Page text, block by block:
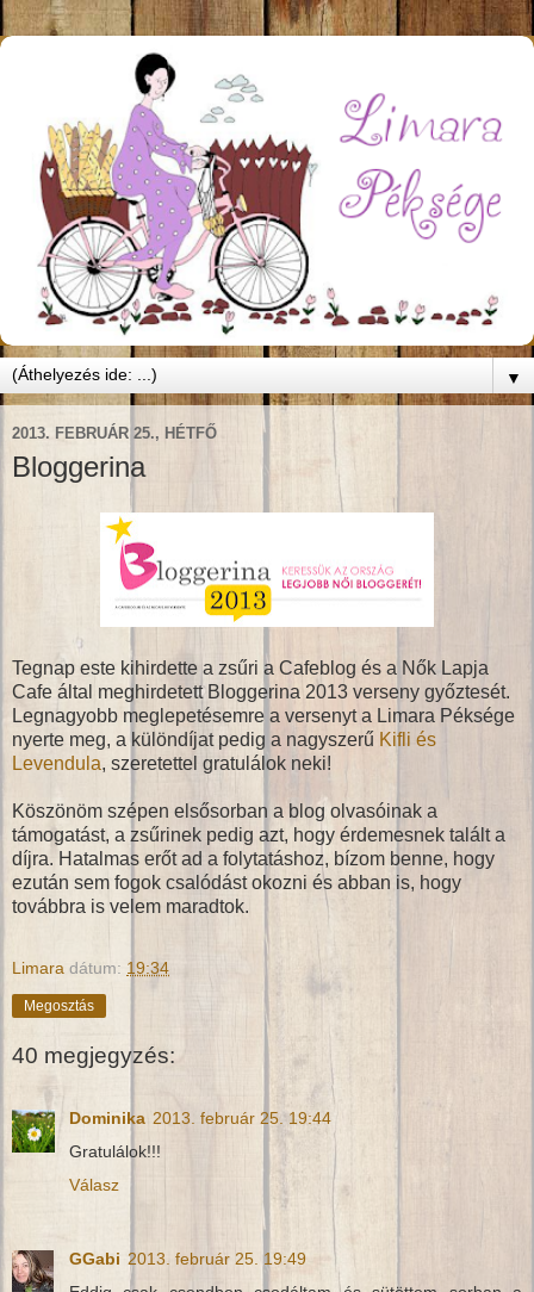
▼
2013. FEBRUÁR 25., HÉTFŐ
Bloggerina
Tegnap este kihirdette a zsűri a Cafeblog és a Nők Lapja
Cafe által meghirdetett Bloggerina 2013 verseny győztesét.
Legnagyobb meglepetésemre a versenyt a Limara Péksége
nyerte meg, a különdíjat pedig a nagyszerű Kifli és
Levendula, szeretettel gratulálok neki!
Köszönöm szépen elsősorban a blog olvasóinak a
támogatást, a zsűrinek pedig azt, hogy érdemesnek talált a
díjra. Hatalmas erőt ad a folytatáshoz, bízom benne, hogy
ezután sem fogok csalódást okozni és abban is, hogy
továbbra is velem maradtok.
Limara dátum: 19:34
Megosztás
40 megjegyzés:
Dominika 2013. február 25. 19:44
Gratulálok!!!
Válasz
GGabi 2013. február 25. 19:49